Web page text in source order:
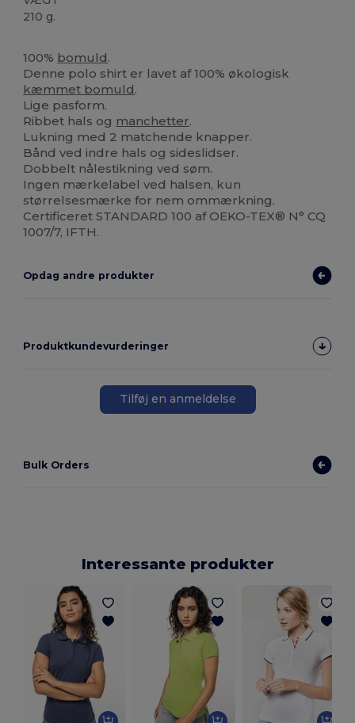
210 g.
100% bomuld.
Denne polo shirt er lavet af 100% økologisk
kæmmet bomuld.
Lige pasform.
Ribbet hals og manchetter.
Lukning med 2 matchende knapper.
Bånd ved indre hals og sideslidser.
Dobbelt nålestikning ved søm.
Ingen mærkelabel ved halsen, kun
størrelsesmærke for nem ommærkning.
Certificeret STANDARD 100 af OEKO-TEX® N° CQ
1007/7, IFTH.
Opdag andre produkter
Produktkundevurderinger
Tilføj en anmeldelse
Bulk Orders
Interessante produkter